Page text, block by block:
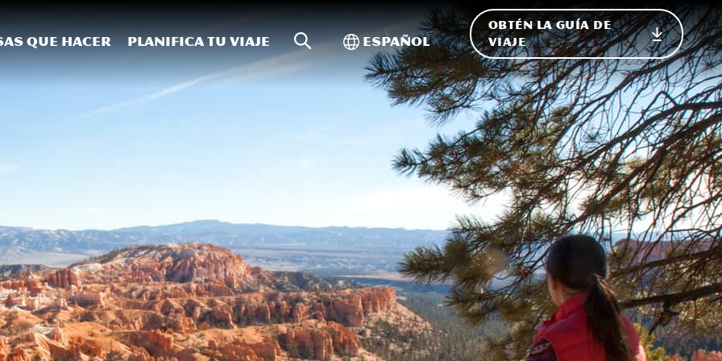
que hacer Planifica tu viaje Búsqueda en el sitio
Alternar Internacional
Español
OBTÉN LA GUÍA DE
VIAJE